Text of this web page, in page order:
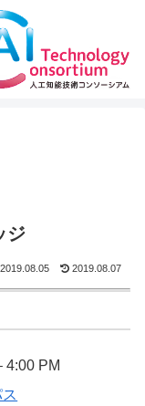
ジ
2019.08.05 2019.08.07
4:00 PM